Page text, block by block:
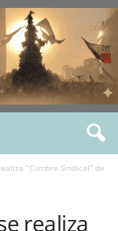
“Cumbre Sindical” de
realiza